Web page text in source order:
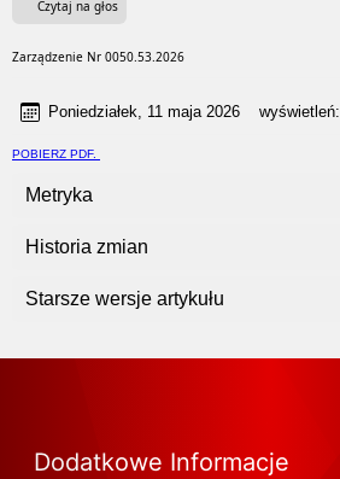
Czytaj na głos
Zarządzenie Nr 0050.53.2026
Poniedziałek, 11 maja 2026 wyświetleń:
POBIERZ PDF.
Metryka
Historia zmian
Starsze wersje artykułu
Dodatkowe Informacje